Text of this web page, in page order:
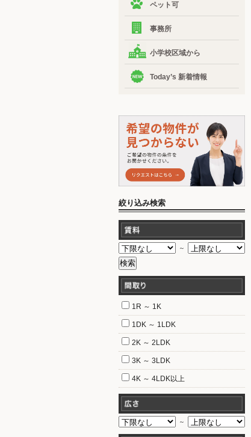
ペット可
事務所
小学校区域から
Today’s 新着情報
絞り込み検索
～
1R ～ 1K
1DK ～ 1LDK
2K ～ 2LDK
3K ～ 3LDK
4K ～ 4LDK以上
～